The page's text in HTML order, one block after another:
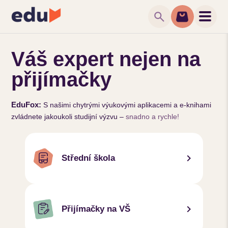
search
Váš expert nejen na
přijímačky
EduFox: S našimi chytrými výukovými aplikacemi a e-knihami
zvládnete jakoukoli studijní výzvu –snadno a rychle!
Střední škola chevron_right
Přijímačky na VŠ chevron_right